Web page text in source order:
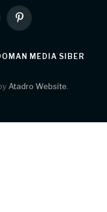
Pinterest
MEDIA SIBER
Atadro Website